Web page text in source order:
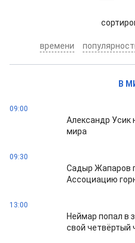
времени
В
09:00
Александр Усик
мира
09:30
Садыр Жапаров
Ассоциацию
13:00
Неймар попал в
свой четвёртый